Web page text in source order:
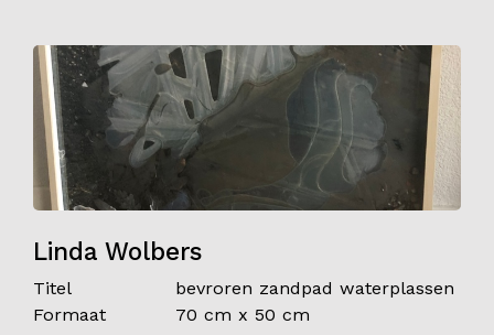
Linda Wolbers
Titel
bevroren zandpad waterplassen
Formaat
70 cm x 50 cm